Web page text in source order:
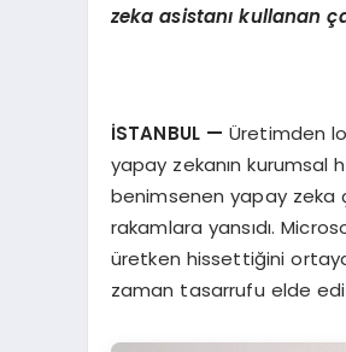
zeka asistanı kullanan
İSTANBUL — Üretimden
yapay zekanın kurumsal
benimsenen yapay zeka
rakamlara yansıdı.
üretken hissettiğini
zaman tasarrufu elde